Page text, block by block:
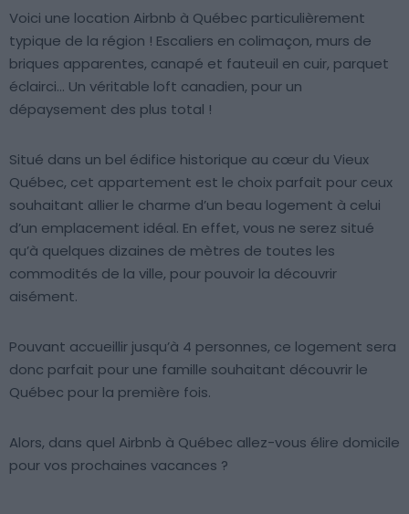
Voici une location Airbnb à Québec particulièrement
typique de la région ! Escaliers en colimaçon, murs de
briques apparentes, canapé et fauteuil en cuir, parquet
éclairci… Un véritable loft canadien, pour un
dépaysement des plus total !
Situé dans un bel édifice historique au cœur du Vieux
Québec, cet appartement est le choix parfait pour ceux
souhaitant allier le charme d’un beau logement à celui
d’un emplacement idéal. En effet, vous ne serez situé
qu’à quelques dizaines de mètres de toutes les
commodités de la ville, pour pouvoir la découvrir
aisément.
Pouvant accueillir jusqu’à 4 personnes, ce logement sera
donc parfait pour une famille souhaitant découvrir le
Québec pour la première fois.
Alors, dans quel Airbnb à Québec allez-vous élire domicile
pour vos prochaines vacances ?